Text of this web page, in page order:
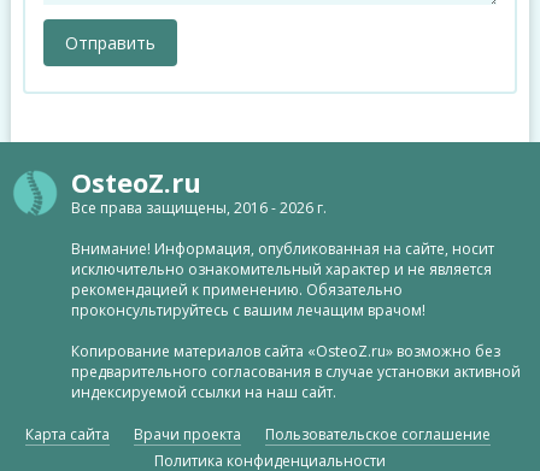
OsteoZ.ru
Все права защищены, 2016 - 2026 г.
Внимание! Информация, опубликованная на сайте, носит
исключительно ознакомительный характер и не является
рекомендацией к применению. Обязательно
проконсультируйтесь с вашим лечащим врачом!
Копирование материалов сайта «OsteoZ.ru» возможно без
предварительного согласования в случае установки активной
индексируемой ссылки на наш сайт.
Карта сайта Врачи проекта
Пользовательское соглашение
Политика конфиденциальности